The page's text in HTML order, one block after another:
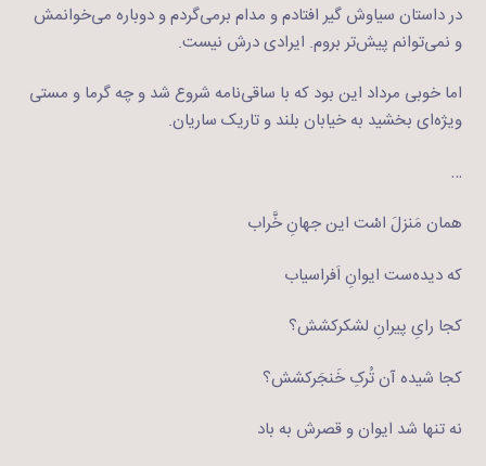
در داستان سیاوش گیر افتادم و مدام برمی‌گردم و دوباره می‌خوانمش
و نمی‌توانم پیش‌تر بروم. ایرادی درش نیست.
اما خوبی مرداد این بود که با ساقی‌نامه شروع شد و چه گرما و مستی
ویژه‌ای بخشید به خیابان‌ بلند و تاریک ساریان.
…
همان مَنزلَ اسْت این جهانِ خَّراب
که دیده‌ست ایوانِ اَفراسیاب
کجا رایِ پیرانِ لشکرکشش؟
کجا شیده آن تُرکِ خَنجَرکشش؟
نه تنها شد ایوان و قصرش به باد